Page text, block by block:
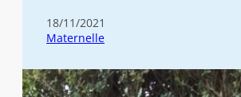
18/11/2021
Maternelle